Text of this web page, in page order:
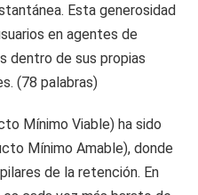
Esta generosidad
en agentes de
dentro de sus propias
(78 palabras)
Mínimo Viable) ha sido
Mínimo Amable), donde
de la retención. En